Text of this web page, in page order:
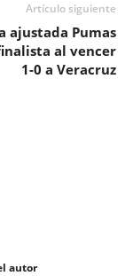
Artículo siguiente
ajustada Pumas
al vencer
1-0 a Veracruz
autor